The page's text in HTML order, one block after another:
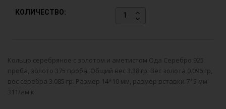
КОЛИЧЕСТВО:
Кольцо серебряное с золотом и аметистом Ода Серебро 925
проба, золото 375 проба. Общий вес 3.38 гр. Вес золота 0.096 гр,
вес серебра 3.085 гр. Размер 14*10 мм, размер вставки 7*5 мм
311/ам к